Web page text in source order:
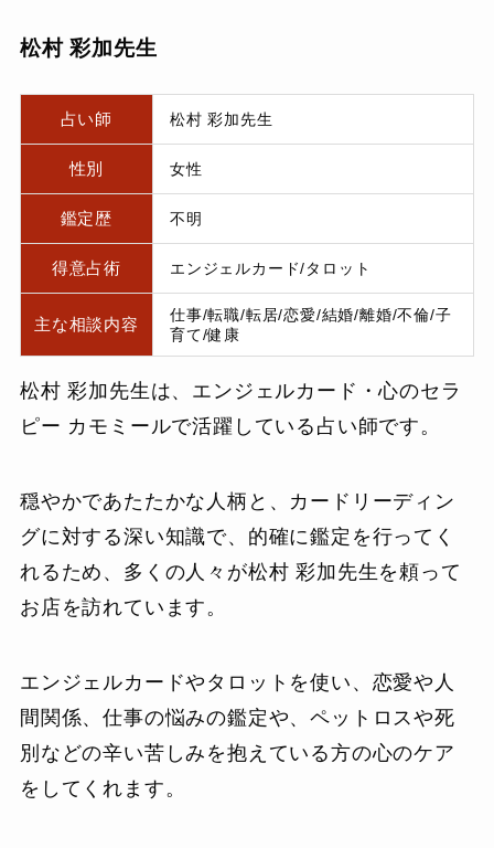
松村 彩加先生
占い師 松村 彩加先生
性別 女性
鑑定歴 不明
得意占術 エンジェルカード/タロット
主な相談内容
仕事/転職/転居/恋愛/結婚/離婚/不倫/子
育て/健康
松村 彩加先生は、エンジェルカード・心のセラ
ピー カモミールで活躍している占い師です。
穏やかであたたかな人柄と、カードリーディン
グに対する深い知識で、的確に鑑定を行ってく
れるため、多くの人々が松村 彩加先生を頼って
お店を訪れています。
エンジェルカードやタロットを使い、恋愛や人
間関係、仕事の悩みの鑑定や、ペットロスや死
別などの辛い苦しみを抱えている方の心のケア
をしてくれます。